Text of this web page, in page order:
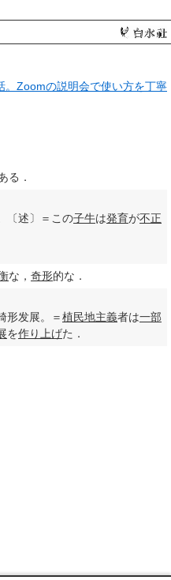
。Zoomの説明会で使い方を丁寧
る．
〔述〕＝この子牛は発育が不正
な， 奇形的な．
形发展。＝植民地主義者は一部
を作り 上げた．